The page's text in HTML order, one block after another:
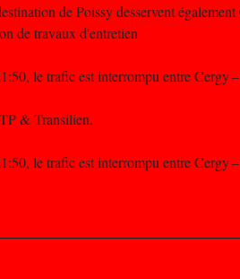
de Poissy desservent
de travaux d'entretien
le trafic est interrompu entre Cergy
& Transilien.
le trafic est interrompu entre Cergy